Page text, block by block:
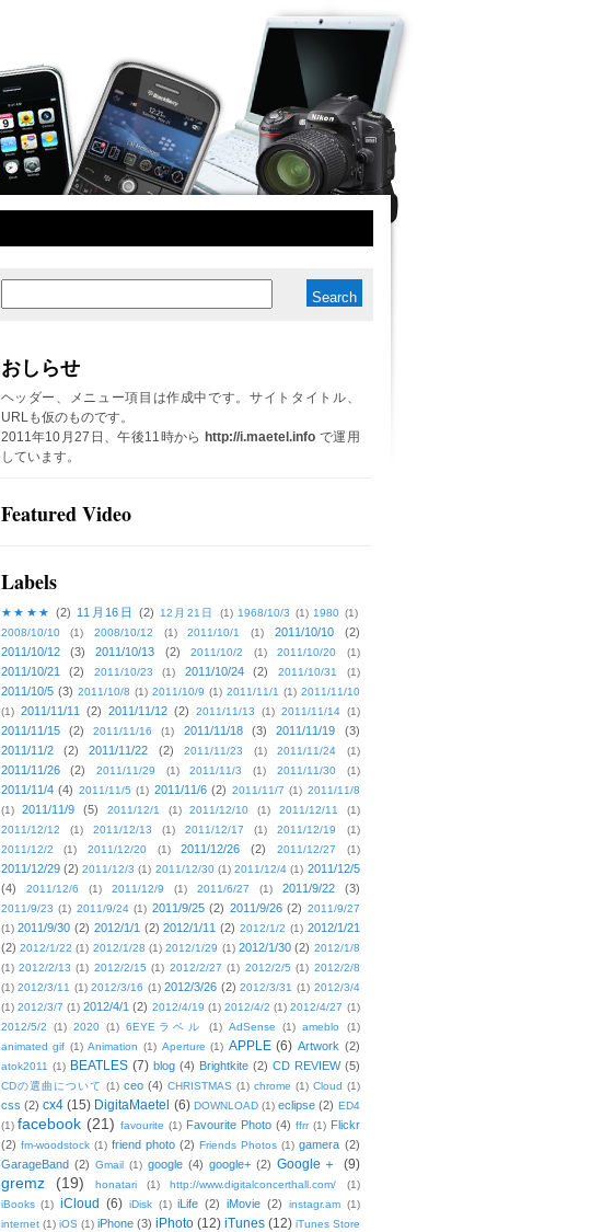
おしらせ
ヘッダー、メニュー項目は作成中です。サイトタイトル、
URLも仮のものです。
2011年10月27日、午後11時から http://i.maetel.info で運用
しています。
Featured Video
Labels
★★★★ (2) 11月16日 (2) 12月21日 (1) 1968/10/3 (1) 1980 (1)
2008/10/10
(1) 2008/10/12 (1) 2011/10/1 (1) 2011/10/10
(2)
2011/10/12
(3) 2011/10/13 (2) 2011/10/2 (1) 2011/10/20 (1)
2011/10/21 (2) 2011/10/23 (1) 2011/10/24 (2) 2011/10/31 (1)
2011/10/5 (3) 2011/10/8 (1) 2011/10/9 (1) 2011/11/1 (1) 2011/11/10
(1) 2011/11/11 (2) 2011/11/12 (2) 2011/11/13 (1) 2011/11/14 (1)
2011/11/15 (2) 2011/11/16 (1) 2011/11/18 (3) 2011/11/19
(3)
2011/11/2
(2) 2011/11/22 (2) 2011/11/23 (1) 2011/11/24 (1)
2011/11/26 (2) 2011/11/29 (1) 2011/11/3 (1) 2011/11/30 (1)
2011/11/4 (4) 2011/11/5 (1) 2011/11/6 (2) 2011/11/7 (1) 2011/11/8
(1)
2011/11/9 (5) 2011/12/1 (1) 2011/12/10 (1) 2011/12/11
(1)
2011/12/12
(1) 2011/12/13 (1) 2011/12/17 (1) 2011/12/19
(1)
2011/12/2
(1) 2011/12/20 (1) 2011/12/26 (2) 2011/12/27 (1)
2011/12/29 (2) 2011/12/3 (1) 2011/12/30 (1) 2011/12/4 (1) 2011/12/5
(4)
2011/12/6 (1) 2011/12/9 (1) 2011/6/27 (1) 2011/9/22 (3)
2011/9/23 (1) 2011/9/24 (1) 2011/9/25 (2) 2011/9/26 (2) 2011/9/27
(1) 2011/9/30 (2) 2012/1/1 (2) 2012/1/11 (2) 2012/1/2 (1) 2012/1/21
(2) 2012/1/22 (1) 2012/1/28 (1) 2012/1/29 (1) 2012/1/30 (2) 2012/1/8
(1) 2012/2/13 (1) 2012/2/15 (1) 2012/2/27 (1) 2012/2/5 (1) 2012/2/8
(1) 2012/3/11 (1) 2012/3/16 (1) 2012/3/26 (2) 2012/3/31 (1) 2012/3/4
(1) 2012/3/7 (1) 2012/4/1 (2) 2012/4/19 (1) 2012/4/2 (1) 2012/4/27 (1)
2012/5/2
(1) 2020 (1) 6EYEラベル (1) AdSense (1) ameblo
(1)
animated gif (1) Animation (1) Aperture (1) APPLE (6) Artwork (2)
atok2011 (1) BEATLES (7) blog (4) Brightkite (2) CD REVIEW (5)
CDの選曲について (1) ceo (4) CHRISTMAS (1) chrome (1) Cloud (1)
css (2) cx4 (15) DigitaMaetel (6) DOWNLOAD (1) eclipse (2) ED4
(1) facebook (21) favourite (1) Favourite Photo (4) ffrr (1) Flickr
(2) fm-woodstock (1) friend photo (2) Friends Photos (1) gamera (2)
GarageBand (2) Gmail (1) google (4) google+ (2) Google＋ (9)
gremz (19) honatari (1) http://www.digitalconcerthall.com/
(1)
iBooks (1) iCloud (6) iDisk (1) iLife (2) iMovie (2) instagr.am (1)
internet (1) iOS (1) iPhone (3) iPhoto (12) iTunes (12) iTunes Store